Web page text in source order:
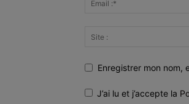
Enregistrer mon nom,
J’ai lu et j’accepte la